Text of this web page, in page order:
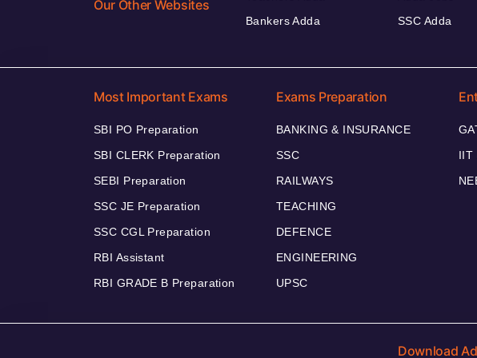
Our Other Websites
Bankers Adda
SSC Adda
Most Important Exams
SBI PO Preparation
SBI CLERK Preparation
SEBI Preparation
SSC JE Preparation
SSC CGL Preparation
RBI Assistant
RBI GRADE B Preparation
Exams Preparation
BANKING & INSURANCE
SSC
RAILWAYS
TEACHING
DEFENCE
ENGINEERING
UPSC
IIT
Download